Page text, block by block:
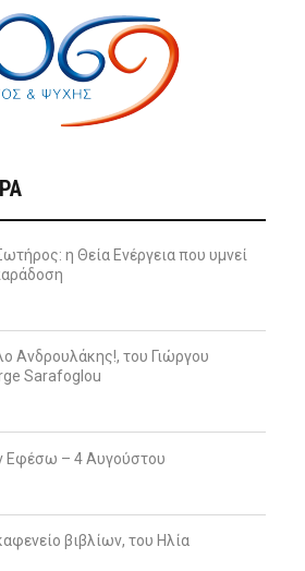
η Θεία Ενέργεια που υμνεί
Ανδρουλάκης!, του Γιώργου
Sarafoglou
Εφέσω – 4 Αυγούστου
βιβλίων, του Ηλία